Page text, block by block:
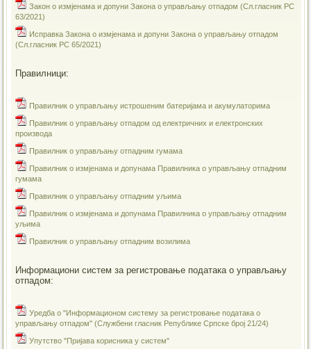
Закон о измјенама и допуни Закона о управљању отпадом (Сл.гласник РС
63/2021)
Исправка Закона о измјенама и допуни Закона о управљању отпадом
(Сл.гласник РС 65/2021)
Правилници:
Правилник о управљању истрошеним батеријама и акумулаторима
Правилник о управљању отпадом од електричних и електронских
производа
Правилник о управљању отпадним гумама
Правилник о измјенама и допунама Правилника о управљању отпадним
гумама
Правилник о управљању отпадним уљима
Правилник о измјенама и допунама Правилника о управљању отпадним
уљима
Правилник о управљању отпадним возилима
Информациони систем за регистровање података о управљању
отпадом:
Уредба о "Информационом систему за регистровање података о
управљању отпадом" (Службени гласник Републике Српске број 21/24)
Упутство "Пријава корисника у систем"